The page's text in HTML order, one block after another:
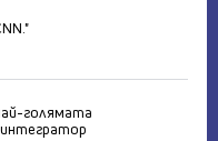
голямата